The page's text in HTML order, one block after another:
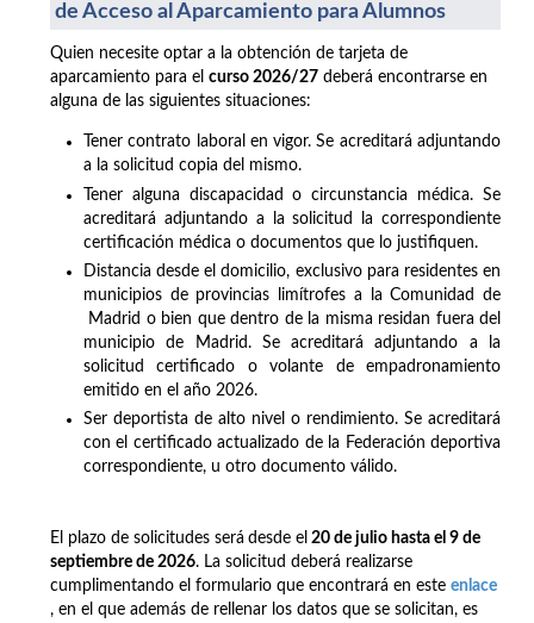
de Acceso al Aparcamiento para Alumnos
Quien necesite optar a la obtención de tarjeta de
aparcamiento para el curso 2026/27 deberá encontrarse en
alguna de las siguientes situaciones:
Tener contrato laboral en vigor. Se acreditará adjuntando
a la solicitud copia del mismo.
Tener alguna discapacidad o circunstancia médica. Se
acreditará adjuntando a la solicitud la correspondiente
certificación médica o documentos que lo justifiquen.
Distancia desde el domicilio, exclusivo para residentes en
municipios de provincias limítrofes a la Comunidad de
Madrid o bien que dentro de la misma residan fuera del
municipio de Madrid. Se acreditará adjuntando a la
solicitud certificado o volante de empadronamiento
emitido en el año 2026.
Ser deportista de alto nivel o rendimiento. Se acreditará
con el certificado actualizado de la Federación deportiva
correspondiente, u otro documento válido.
El plazo de solicitudes será desde el 20 de julio hasta el 9 de
septiembre de 2026. La solicitud deberá realizarse
cumplimentando el formulario que encontrará en este enlace
, en el que además de rellenar los datos que se solicitan, es